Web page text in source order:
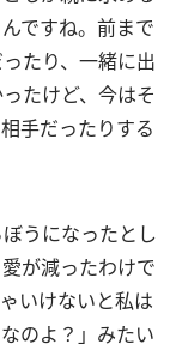
ですね。前まで
たり、一緒に出
たけど、今はそ
手だったりする
うになったとし
が減ったわけで
いけないと私は
のよ？」みたい